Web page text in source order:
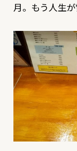
月。もう人生